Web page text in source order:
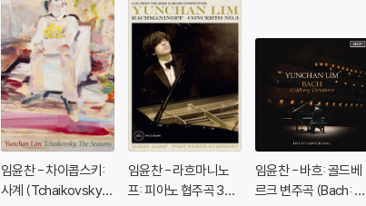
임윤찬 - 차이콥스키:
사계 (Tchaikovsky:
임윤찬 - 라흐마니노
프: 피아노 협주곡 3번
임윤찬 - 바흐: 골드베
르크 변주곡 (Bach: G